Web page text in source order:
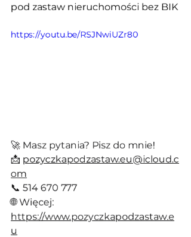
pod zastaw nieruchomości bez BIK
https://youtu.be/RSJNwiUZr80
🚀 Masz pytania? Pisz do mnie!
📩 pozyczkapodzastaw.eu@icloud.c
om
📞 514 670 777
🌐 Więcej:
https://www.pozyczkapodzastaw.e
u